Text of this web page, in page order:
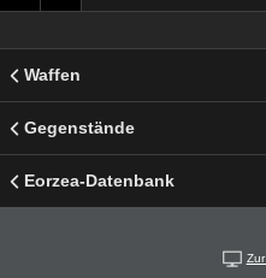
Waffen
Gegenstände
Eorzea-Datenbank